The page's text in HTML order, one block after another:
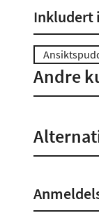
Inkludert
Andre